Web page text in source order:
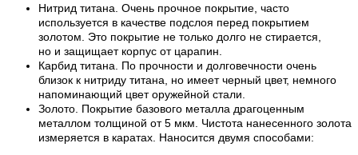
Нитрид титана. Очень прочное покрытие, часто
используется в качестве подслоя перед покрытием
золотом. Это покрытие не только долго не стирается,
но и защищает корпус от царапин.
Карбид титана. По прочности и долговечности очень
близок к нитриду титана, но имеет черный цвет, немного
напоминающий цвет оружейной стали.
Золото. Покрытие базового металла драгоценным
металлом толщиной от 5 мкм. Чистота нанесенного золота
измеряется в каратах. Наносится двумя способами: